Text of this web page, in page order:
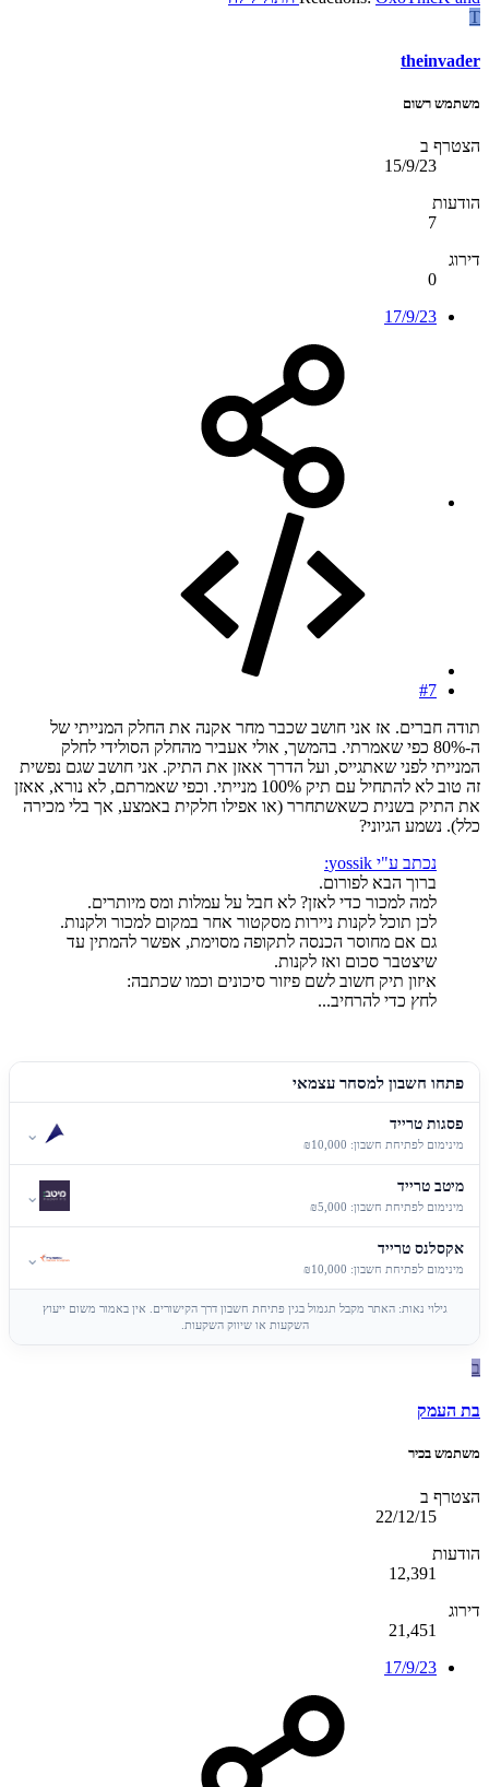
T
theinvader
משתמש רשום
הצטרף ב
15/9/23
הודעות
7
דירוג
0
17/9/23
#7
תודה חברים. אז אני חושב שכבר מחר אקנה את החלק המנייתי של
ה-80% כפי שאמרתי. בהמשך, אולי אעביר מהחלק הסולידי לחלק
המנייתי לפני שאתגייס, ועל הדרך אאזן את התיק. אני חושב שגם נפשית
זה טוב לא להתחיל עם תיק 100% מנייתי. וכפי שאמרתם, לא נורא, אאזן
את התיק בשנית כשאשתחרר (או אפילו חלקית באמצע, אך בלי מכירה
כלל). נשמע הגיוני?
נכתב ע"י yossik:
ברוך הבא לפורום.
למה למכור כדי לאזן? לא חבל על עמלות ומס מיותרים.
לכן תוכל לקנות ניירות מסקטור אחר במקום למכור ולקנות.
גם אם מחוסר הכנסה לתקופה מסוימת, אפשר להמתין עד
שיצטבר סכום ואז לקנות.
איזון תיק חשוב לשם פיזור סיכונים וכמו שכתבה:
לחץ כדי להרחיב...
פתחו חשבון למסחר עצמאי
פסגות טרייד
מינימום לפתיחת חשבון: ₪10,000
⌄
מיטב טרייד
מינימום לפתיחת חשבון: ₪5,000
⌄
אקסלנס טרייד
מינימום לפתיחת חשבון: ₪10,000
⌄
גילוי נאות: האתר מקבל תגמול בגין פתיחת חשבון דרך הקישורים. אין באמור משום ייעוץ
השקעות או שיווק השקעות.
ב
בת העמק
משתמש בכיר
הצטרף ב
22/12/15
הודעות
12,391
דירוג
21,451
17/9/23